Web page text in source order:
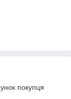
покупця